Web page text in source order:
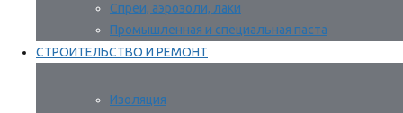
Спреи, аэрозоли, лаки
Промышленная и специальная паста
СТРОИТЕЛЬСТВО И РЕМОНТ
Изоляция